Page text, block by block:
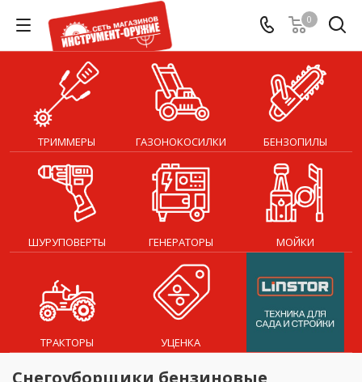
0
ТРИММЕРЫ ГАЗОНОКОСИЛКИ БЕНЗОПИЛЫ
ШУРУПОВЕРТЫ ГЕНЕРАТОРЫ МОЙКИ
ТРАКТОРЫ УЦЕНКА
Снегоуборщики бензиновые